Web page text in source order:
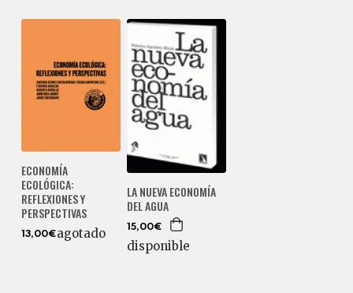
ECONOMÍA
ECOLÓGICA:
REFLEXIONES Y
PERSPECTIVAS
13,00€agotado
LA NUEVA ECONOMÍA
DEL AGUA
15,00€
disponible